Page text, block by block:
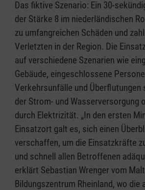
Das fiktive Szenario: Ein 30-
der Stärke 8 im niederländischen
zu umfangreichen Schäden und
Verletzten in der Region. Die
auf verschiedene Szenarien wie
Gebäude, eingeschlossene
Verkehrsunfälle und Überflutungen
der Strom- und Wasserversorgung
durch Elektrizität. „In den ersten
Einsatzort galt es, sich einen
verschaffen, um die Einsatzkräfte
und schnell allen Betroffenen
erklärt Sebastian Wrenger vom
Bildungszentrum Rheinland, wo die